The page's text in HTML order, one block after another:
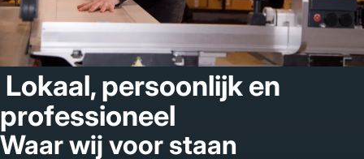
Lokaal, persoonlijk en
professioneel
Waar wij voor staan